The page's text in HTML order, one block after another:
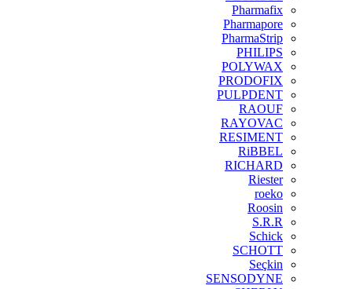
Pharmafix
Pharmapore
PharmaStrip
PHILIPS
POLYWAX
PRODOFIX
PULPDENT
RAOUF
RAYOVAC
RESIMENT
RiBBEL
RICHARD
Riester
roeko
Roosin
S.R.R
Schick
SCHOTT
Seçkin
SENSODYNE